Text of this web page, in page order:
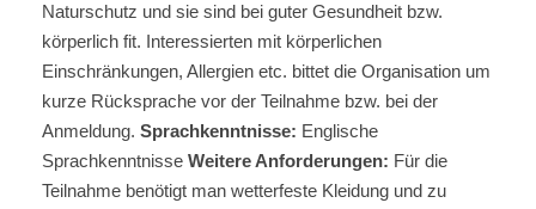
Naturschutz und sie sind bei guter Gesundheit bzw.
körperlich fit. Interessierten mit körperlichen
Einschränkungen, Allergien etc. bittet die Organisation um
kurze Rücksprache vor der Teilnahme bzw. bei der
Anmeldung. Sprachkenntnisse: Englische
Sprachkenntnisse Weitere Anforderungen: Für die
Teilnahme benötigt man wetterfeste Kleidung und zu